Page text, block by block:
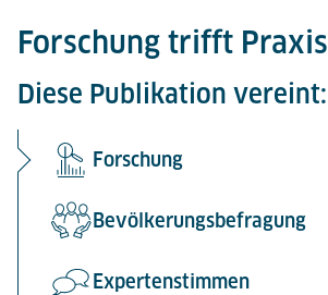
Forschung trifft Praxis
Diese Publikation vereint:
Forschung
Bevölkerungsbefragung
Expertenstimmen